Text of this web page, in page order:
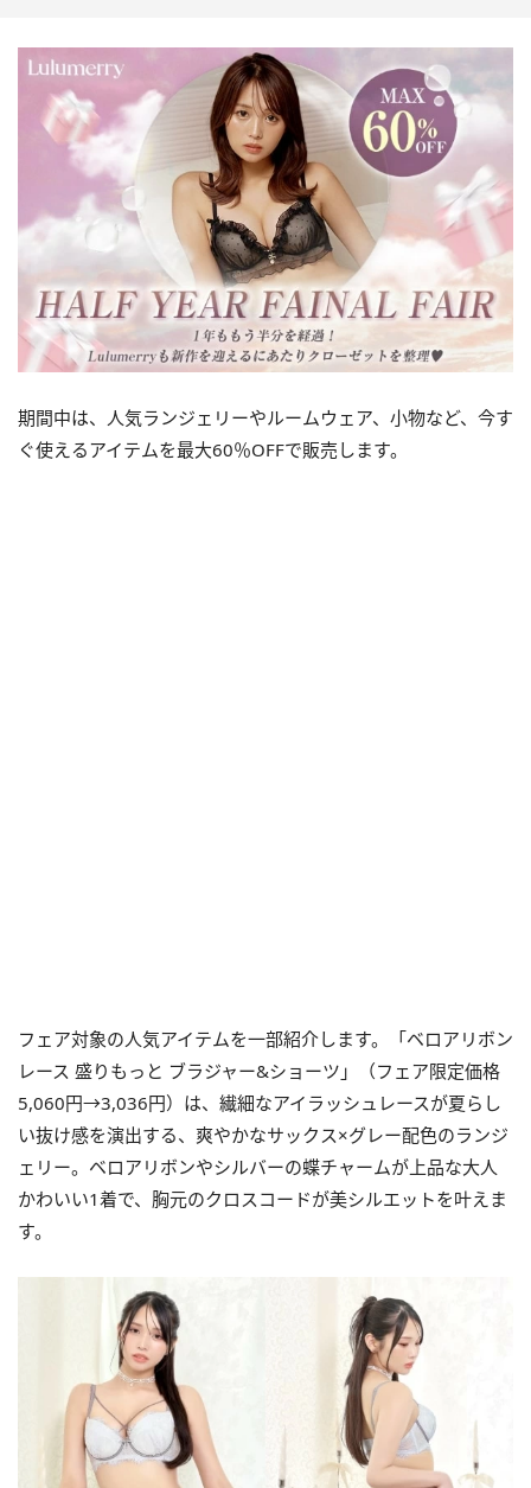
期間中は、人気ランジェリーやルームウェア、小物など、今す
ぐ使えるアイテムを最大60％OFFで販売します。
フェア対象の人気アイテムを一部紹介します。「ベロアリボン
レース 盛りもっと ブラジャー&ショーツ」（フェア限定価格
5,060円→3,036円）は、繊細なアイラッシュレースが夏らし
い抜け感を演出する、爽やかなサックス×グレー配色のランジ
ェリー。ベロアリボンやシルバーの蝶チャームが上品な大人
かわいい1着で、胸元のクロスコードが美シルエットを叶えま
す。